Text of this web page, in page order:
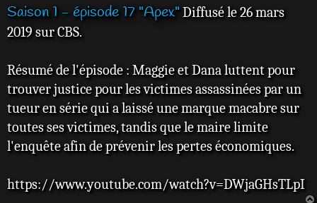
s
a
e
Saison 1 - épisode 17 "Apex" Diffusé le 26 mars
2019 sur CBS.
Résumé de l'épisode : Maggie et Dana luttent pour
trouver justice pour les victimes assassinées par un
tueur en série qui a laissé une marque macabre sur
toutes ses victimes, tandis que le maire limite
l'enquête afin de prévenir les pertes économiques.
https://www.youtube.com/watch?v=DWjaGHsTLpI